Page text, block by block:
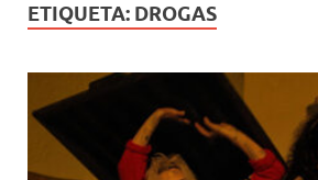
ETIQUETA: DROGAS